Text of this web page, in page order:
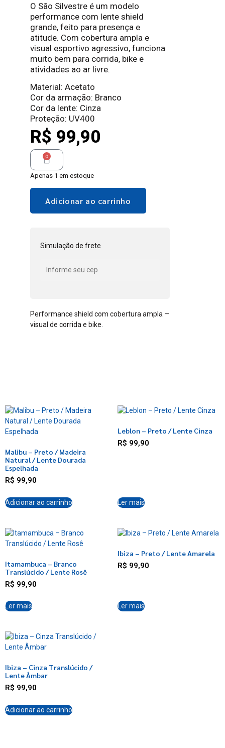
O São Silvestre é um modelo
performance com lente shield
grande, feito para presença e
atitude. Com cobertura ampla e
visual esportivo agressivo, funciona
muito bem para corrida, bike e
atividades ao ar livre.
Material: Acetato
Cor da armação: Branco
Cor da lente: Cinza
Proteção: UV400
R$ 99,90
0
Apenas 1 em estoque
Adicionar ao carrinho
Simulação de frete
Performance shield com cobertura ampla —
visual de corrida e bike.
Malibu – Preto / Madeira
Natural / Lente Dourada
Espelhada
R$ 99,90
Adicionar ao carrinho
Leblon – Preto / Lente Cinza
R$ 99,90
Ler mais
Itamambuca – Branco
Translúcido / Lente Rosê
R$ 99,90
Ler mais
Ibiza – Preto / Lente Amarela
R$ 99,90
Ler mais
Ibiza – Cinza Translúcido /
Lente Âmbar
R$ 99,90
Adicionar ao carrinho